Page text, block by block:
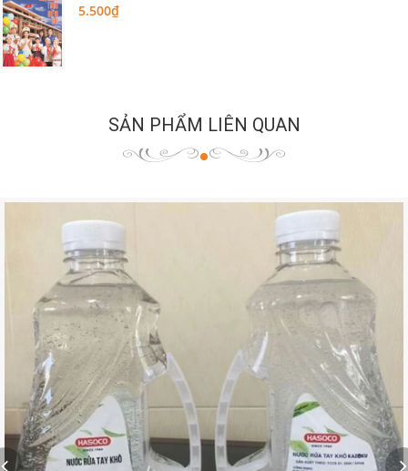
5.500₫
SẢN PHẨM LIÊN QUAN